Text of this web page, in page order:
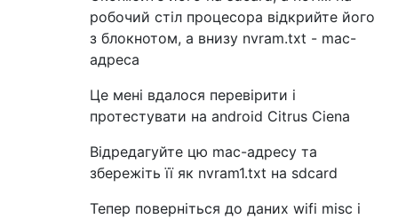
робочий стіл процесора відкрийте його
з блокнотом, а внизу nvram.txt - mac-
адреса
Це мені вдалося перевірити і
протестувати на android Citrus Ciena
Відредагуйте цю mac-адресу та
збережіть її як nvram1.txt на sdcard
Тепер поверніться до даних wifi misc і